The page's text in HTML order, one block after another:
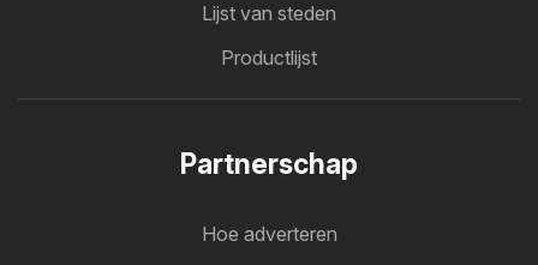
Lijst van steden
Productlijst
Partnerschap
Hoe adverteren